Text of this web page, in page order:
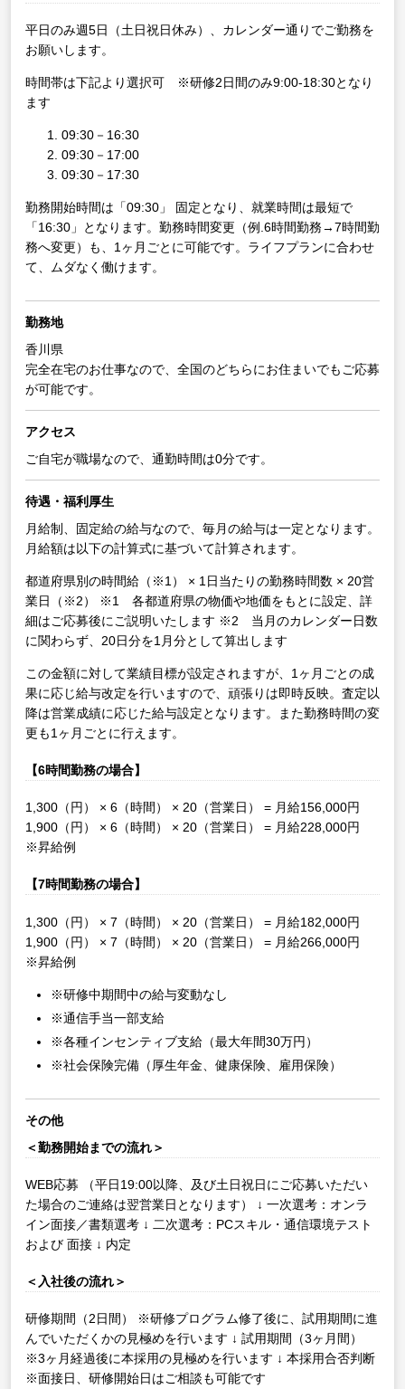
平日のみ週5日（土日祝日休み）、カレンダー通りでご勤務を
お願いします。
時間帯は下記より選択可 ※研修2日間のみ9:00-18:30となり
ます
09:30－16:30
09:30－17:00
09:30－17:30
勤務開始時間は「09:30」 固定となり、就業時間は最短で
「16:30」となります。勤務時間変更（例.6時間勤務→7時間勤
務へ変更）も、1ヶ月ごとに可能です。ライフプランに合わせ
て、ムダなく働けます。
勤務地
香川県
完全在宅のお仕事なので、全国のどちらにお住まいでもご応募
が可能です。
アクセス
ご自宅が職場なので、通勤時間は0分です。
待遇・福利厚生
月給制、固定給の給与なので、毎月の給与は一定となります。
月給額は以下の計算式に基づいて計算されます。
都道府県別の時間給（※1） × 1日当たりの勤務時間数 × 20営
業日（※2）
※1 各都道府県の物価や地価をもとに設定、詳
細はご応募後にご説明いたします ※2 当月のカレンダー日数
に関わらず、20日分を1月分として算出します
この金額に対して業績目標が設定されますが、1ヶ月ごとの成
果に応じ給与改定を行いますので、頑張りは即時反映。査定以
降は営業成績に応じた給与設定となります。また勤務時間の変
更も1ヶ月ごとに行えます。
【6時間勤務の場合】
1,300（円） × 6（時間） × 20（営業日） = 月給156,000円
1,900（円） × 6（時間） × 20（営業日） = 月給228,000円
※昇給例
【7時間勤務の場合】
1,300（円） × 7（時間） × 20（営業日） = 月給182,000円
1,900（円） × 7（時間） × 20（営業日） = 月給266,000円
※昇給例
※研修中期間中の給与変動なし
※通信手当一部支給
※各種インセンティブ支給（最大年間30万円）
※社会保険完備（厚生年金、健康保険、雇用保険）
その他
＜勤務開始までの流れ＞
WEB応募 （平日19:00以降、及び土日祝日にご応募いただい
た場合のご連絡は翌営業日となります）
↓ 一次選考：オンラ
イン面接／書類選考 ↓ 二次選考：PCスキル・通信環境テスト
および 面接 ↓ 内定
＜入社後の流れ＞
研修期間（2日間）
※研修プログラム修了後に、試用期間に進
んでいただくかの見極めを行います ↓ 試用期間（3ヶ月間）
※3ヶ月経過後に本採用の見極めを行います ↓ 本採用合否判断
※面接日、研修開始日はご相談も可能です